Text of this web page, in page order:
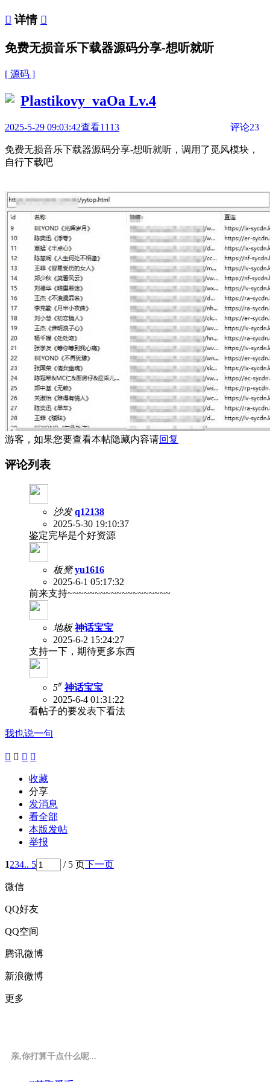
 详情 
免费无损音乐下载器源码分享-想听就听
[ 源码 ]
Plastikovy_vaOa Lv.4
2025-5-29 09:03:42查看1113 评论23
免费无损音乐下载器源码分享-想听就听，调用了觅风模块，
自行下载吧
游客，如果您要查看本帖隐藏内容请回复
评论列表
沙发 q12138
2025-5-30 19:10:37
鉴定完毕是个好资源
板凳 yu1616
2025-6-1 05:17:32
前来支持~~~~~~~~~~~~~~~~~~~
地板 神话宝宝
2025-6-2 15:24:27
支持一下，期待更多东西
5# 神话宝宝
2025-6-4 01:31:22
看帖子的要发表下看法
我也说一句
   
收藏
分享
发消息
看全部
本版发帖
举报
1234.. 5 / 5 页下一页
微信
QQ好友
QQ空间
腾讯微博
新浪微博
更多
亲,你打算干点什么呢...